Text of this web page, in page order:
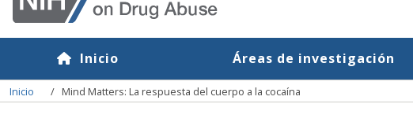
Inicio Áreas de investigación
Breadcrumb
Inicio Mind Matters: La respuesta del cuerpo a la cocaína